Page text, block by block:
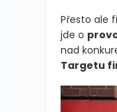
Přesto ale
jde o
nad
Targetu